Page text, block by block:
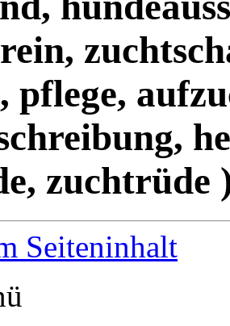
pflege,
zuchtrüde
Seiteninhalt